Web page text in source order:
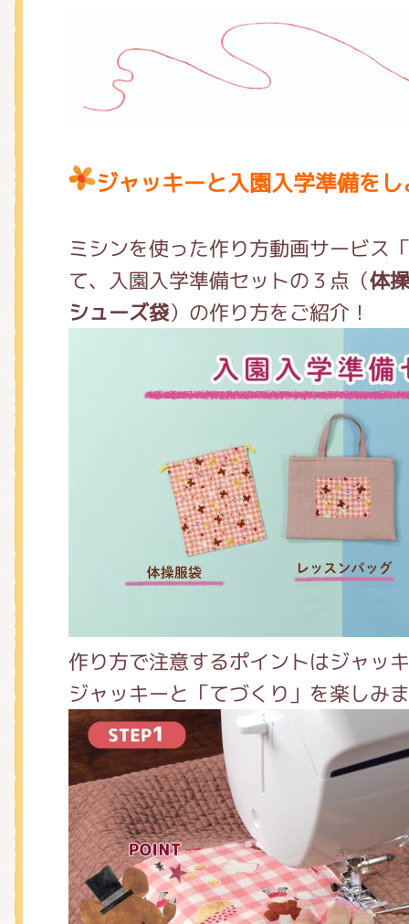
ジャッキーと入園入学準備を
ミシンを使った作り方動画サービス
て、入園入学準備セットの３点（体
シューズ袋）の作り方をご紹介！
作り方で注意するポイントはジャッ
ジャッキーと「てづくり」を楽しみ